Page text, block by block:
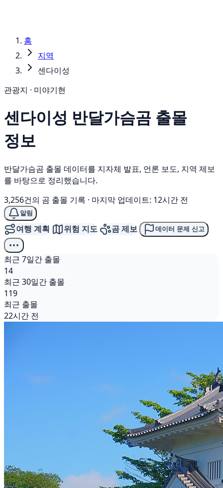
홈
지역
센다이성
관광지 · 미야기현
센다이성 반달가슴곰 출몰
정보
반달가슴곰 출몰 데이터를 지자체 발표, 언론 보도, 지역 제보
를 바탕으로 정리했습니다.
3,256건의 곰 출몰 기록 · 마지막 업데이트: 12시간 전
알림
여행 계획 위험 지도 곰 제보 데이터 문제 신고
최근 7일간 출몰
14
최근 30일간 출몰
119
최근 출몰
22시간 전